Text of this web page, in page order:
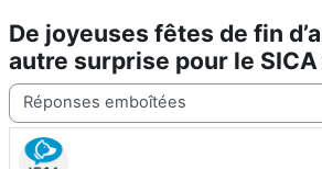
De joyeuses fêtes de fin
autre surprise pour le
Type d’affichage